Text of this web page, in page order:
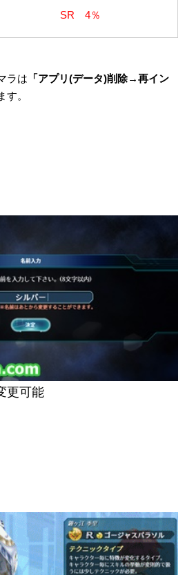
SR 4％
ラは 「アプリ(データ)削除→再イン
す。
更可能